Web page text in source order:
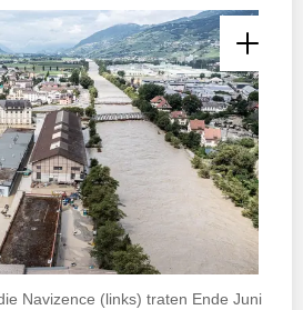
Navizence (links) traten Ende Juni